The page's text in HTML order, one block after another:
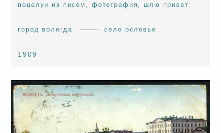
поцелуи из писем
фотография шлю привет
город вологда село ословье
1909